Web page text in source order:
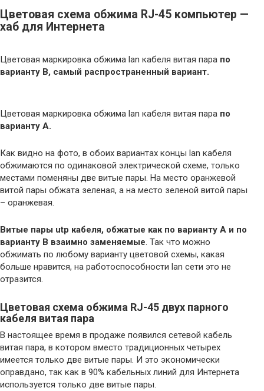
Цветовая схема обжима RJ-45 компьютер —
хаб для Интернета
Цветовая маркировка обжима lan кабеля витая пара по
варианту B, самый распространенный вариант.
Цветовая маркировка обжима lan кабеля витая пара по
варианту А.
Как видно на фото, в обоих вариантах концы lan кабеля
обжимаются по одинаковой электрической схеме, только
местами поменяны две витые пары. На место оранжевой
витой пары обжата зеленая, а на место зеленой витой пары
– оранжевая.
Витые пары utp кабеля, обжатые как по варианту А и по
варианту В взаимно заменяемые. Так что можно
обжимать по любому варианту цветовой схемы, какая
больше нравится, на работоспособности lan сети это не
отразится.
Цветовая схема обжима RJ-45 двух парного
кабеля витая пара
В настоящее время в продаже появился сетевой кабель
витая пара, в котором вместо традиционных четырех
имеется только две витые пары. И это экономически
оправдано, так как в 90% кабельных линий для Интернета
используется только две витые пары.